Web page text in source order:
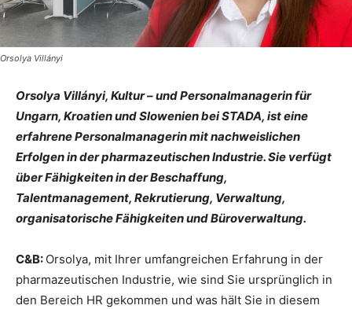
Orsolya Villányi
Orsolya Villányi, Kultur – und Personalmanagerin für
Ungarn, Kroatien und Slowenien bei STADA, ist eine
erfahrene Personalmanagerin mit nachweislichen
Erfolgen in der pharmazeutischen Industrie. Sie verfügt
über Fähigkeiten in der Beschaffung,
Talentmanagement, Rekrutierung, Verwaltung,
organisatorische Fähigkeiten und Büroverwaltung.
C&B: Orsolya, mit Ihrer umfangreichen Erfahrung in der
pharmazeutischen Industrie, wie sind Sie ursprünglich in
den Bereich HR gekommen und was hält Sie in diesem